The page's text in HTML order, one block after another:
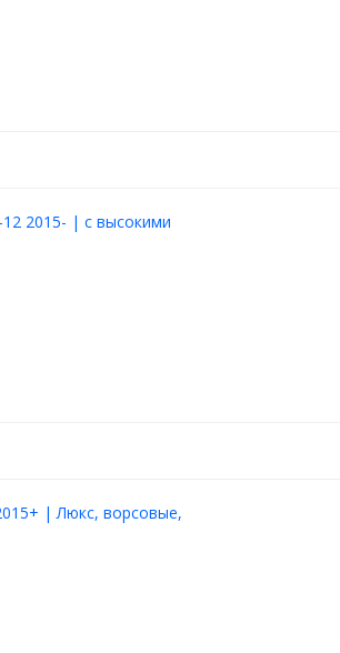
12 2015- | с высокими
| Люкс, ворсовые,